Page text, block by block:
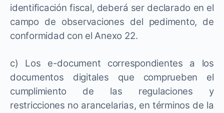
identificación fiscal, deberá ser declarado en el
campo de observaciones del pedimento, de
conformidad con el Anexo 22.
c) Los e-document correspondientes a los
documentos digitales que comprueben el
cumplimiento de las regulaciones y
restricciones no arancelarias, en términos de la